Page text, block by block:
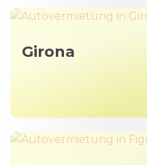
Girona